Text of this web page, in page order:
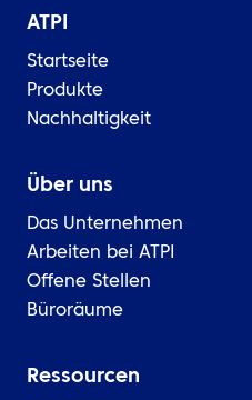
ATPI
Startseite
Produkte
Nachhaltigkeit
Über uns
Das Unternehmen
Arbeiten bei ATPI
Offene Stellen
Büroräume
Ressourcen